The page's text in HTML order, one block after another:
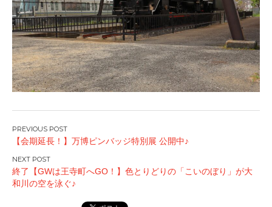
投
稿
ナ
ビ
ゲ
【会期延長！】万博ピンバッジ特別展 公開中♪
終了【GWは王寺町へGO！】色とりどりの「こいのぼり」が大
和川の空を泳ぐ♪